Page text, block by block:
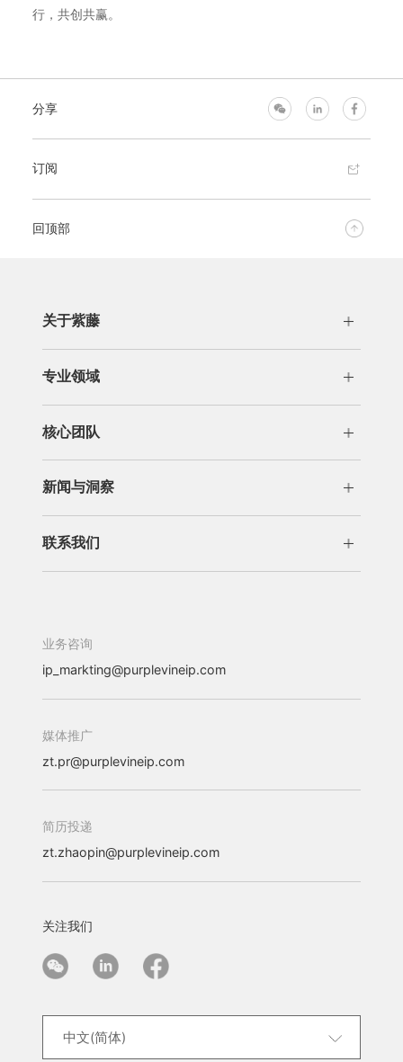
行，共创共赢。
分享
订阅
回顶部
关于紫藤
公司概况 发展历程
荣誉资质
专业领域
专利代理 分析咨询
交易运营
商标版权
核心团队
管理团队 专业团队
新闻与洞察
新闻 洞察
联系我们
办公机构 加入我们
业务咨询
ip_markting@purplevineip.com
媒体推广
zt.pr@purplevineip.com
简历投递
zt.zhaopin@purplevineip.com
关注我们
中文(简体)
中文(简体)